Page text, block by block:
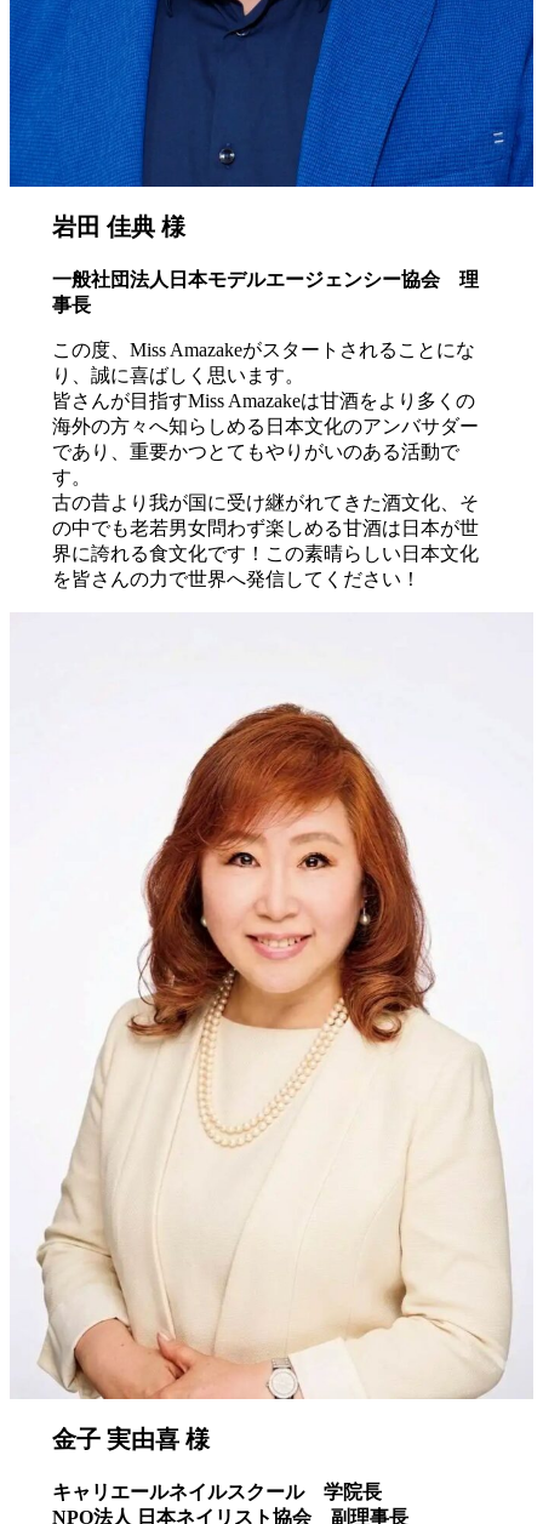
岩田 佳典 様
一般社団法人日本モデルエージェンシー協会 理
事長
この度、Miss Amazakeがスタートされることにな
り、誠に喜ばしく思います。
皆さんが目指すMiss Amazakeは甘酒をより多くの
海外の方々へ知らしめる日本文化のアンバサダー
であり、重要かつとてもやりがいのある活動で
す。
古の昔より我が国に受け継がれてきた酒文化、そ
の中でも老若男女問わず楽しめる甘酒は日本が世
界に誇れる食文化です！この素晴らしい日本文化
を皆さんの力で世界へ発信してください！
金子 実由喜 様
キャリエールネイルスクール 学院長
NPO法人 日本ネイリスト協会 副理事長